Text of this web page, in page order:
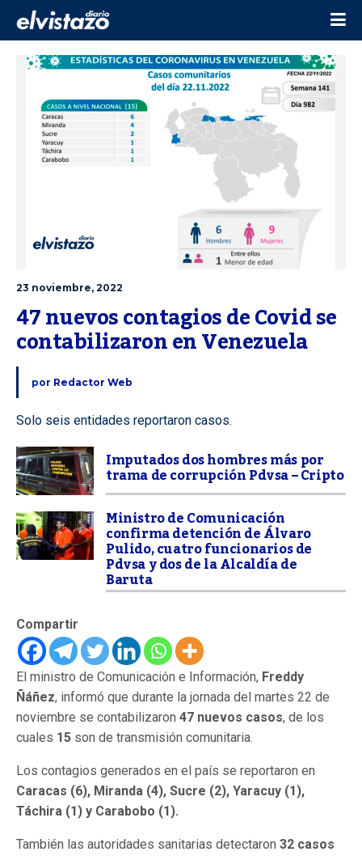
23 noviembre, 2022
47 nuevos contagios de Covid se
contabilizaron en Venezuela
por Redactor Web
Solo seis entidades reportaron casos.
Imputados dos hombres más por
trama de corrupción Pdvsa – Cripto
Ministro de Comunicación
confirma detención de Álvaro
Pulido, cuatro funcionarios de
Pdvsa y dos de la Alcaldía de
Baruta
Compartir
El ministro de Comunicación e Información, Freddy
Ñáñez, informó que durante la jornada del martes 22 de
noviembre se contabilizaron 47 nuevos casos, de los
cuales 15 son de transmisión comunitaria.
Los contagios generados en el país se reportaron en
Caracas (6), Miranda (4), Sucre (2), Yaracuy (1),
Táchira (1) y Carabobo (1).
También las autoridades sanitarias detectaron 32 casos